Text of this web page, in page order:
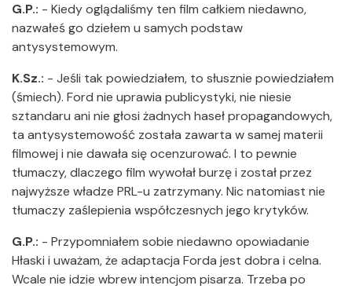
G.P.: - Kiedy oglądaliśmy ten film całkiem niedawno,
nazwałeś go dziełem u samych podstaw
antysystemowym.
K.Sz.: - Jeśli tak powiedziałem, to słusznie powiedziałem
(śmiech). Ford nie uprawia publicystyki, nie niesie
sztandaru ani nie głosi żadnych haseł propagandowych,
ta antysystemowość została zawarta w samej materii
filmowej i nie dawała się ocenzurować. I to pewnie
tłumaczy, dlaczego film wywołał burzę i został przez
najwyższe władze PRL-u zatrzymany. Nic natomiast nie
tłumaczy zaślepienia współczesnych jego krytyków.
G.P.: - Przypomniałem sobie niedawno opowiadanie
Hłaski i uważam, że adaptacja Forda jest dobra i celna.
Wcale nie idzie wbrew intencjom pisarza. Trzeba po